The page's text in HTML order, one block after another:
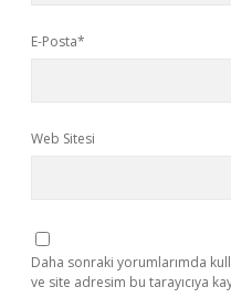
E-Posta*
Web Sitesi
Daha sonraki yorumlarımda
ve site adresim bu tarayıcıya